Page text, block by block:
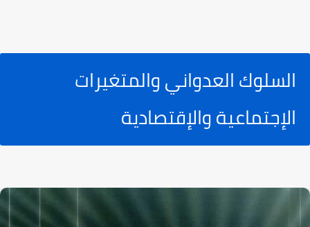
السلوك العدواني والمتغيرات
الإجتماعية والإقتصادية